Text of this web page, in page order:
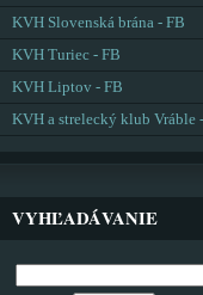
KVH Slovenská brána - FB
KVH Turiec - FB
KVH Liptov - FB
KVH a strelecký klub Vráble
VYHĽADÁVANIE